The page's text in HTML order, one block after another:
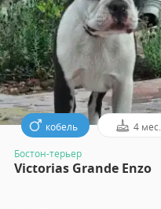
кобель 4 мес.
Бостон-терьер
Victorias Grande Enzo